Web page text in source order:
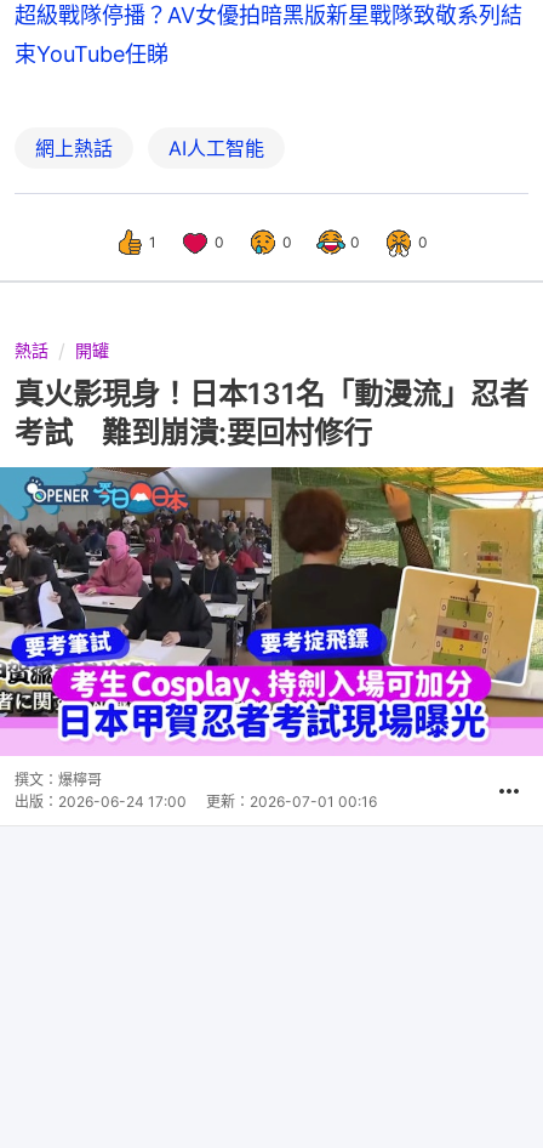
超級戰隊停播？AV女優拍暗黑版新星戰隊致敬系列結
束YouTube任睇
網上熱話 AI人工智能
1 0 0 0 0
熱話 開罐
真火影現身！日本131名「動漫流」忍者
考試 難到崩潰:要回村修行
撰文： 爆檸哥
出版： 2026-06-24 17:00 更新： 2026-07-01 00:16